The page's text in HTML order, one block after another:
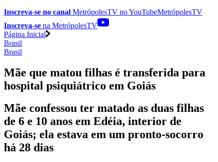
Inscreva-se no canal MetrópolesTV noYouTubeMetrópolesTV
Inscreva-se na MetrópolesTV
Página Inicial
Brasil
Brasil
Mãe que matou filhas é transferida para
hospital psiquiátrico em Goiás
Mãe confessou ter matado as duas filhas
de 6 e 10 anos em Edéia, interior de
Goiás; ela estava em um pronto-socorro
há 28 dias